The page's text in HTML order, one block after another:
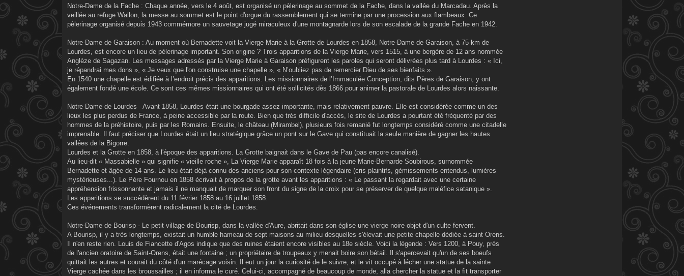
Notre-Dame de la Fache : Chaque année, vers le 4 août, est organisé un pèlerinage au sommet de la Fache, dans la vallée du Marcadau. Après la
veillée au refuge Wallon, la messe au sommet est le point d'orgue du rassemblement qui se termine par une procession aux flambeaux. Ce
pèlerinage organisé depuis 1943 commémore un sauvetage jugé miraculeux d'une montagnarde lors de son escalade de la grande Fache en 1942.
Notre-Dame de Garaison : Au moment où Bernadette voit la Vierge Marie à la Grotte de Lourdes en 1858, Notre-Dame de Garaison, à 75 km de
Lourdes, est encore un lieu de pèlerinage important. Son origine ? Trois apparitions de la Vierge Marie, vers 1515, à une bergère de 12 ans nommée
Anglèze de Sagazan. Les messages adressés par la Vierge Marie à Garaison préfigurent les paroles qui seront délivrées plus tard à Lourdes : « Ici,
je répandrai mes dons », « Je veux que l'on construise une chapelle », « N’oubliez pas de remercier Dieu de ses bienfaits ».
En 1540 une chapelle est édifiée à l’endroit précis des apparitions. Les missionnaires de l’Immaculée Conception, dits Pères de Garaison, y ont
également fondé une école. Ce sont ces mêmes missionnaires qui ont été sollicités dès 1866 pour animer la pastorale de Lourdes alors naissante.
Notre-Dame de Lourdes - Avant 1858, Lourdes était une bourgade assez importante, mais relativement pauvre. Elle est considérée comme un des
lieux les plus perdus de France, à peine accessible par la route. Bien que très difficile d'accès, le site de Lourdes a pourtant été fréquenté par des
hommes de la préhistoire, puis par les Romains. Ensuite, le château (Mirambel), plusieurs fois remanié fut longtemps considéré comme une citadelle
imprenable. Il faut préciser que Lourdes était un lieu stratégique grâce un pont sur le Gave qui constituait la seule manière de gagner les hautes
vallées de la Bigorre.
Lourdes et la Grotte en 1858, à l'époque des apparitions. La Grotte baignait dans le Gave de Pau (pas encore canalisé).
Au lieu-dit « Massabielle » qui signifie « vieille roche », La Vierge Marie apparaît 18 fois à la jeune Marie-Bernarde Soubirous, surnommée
Bernadette et âgée de 14 ans. Le lieu était déjà connu des anciens pour son contexte légendaire (cris plaintifs, gémissements entendus, lumières
mystérieuses...). Le Père Fournou en 1858 écrivait à propos de la grotte avant les apparitions : « Le passant la regardait avec une certaine
appréhension frissonnante et jamais il ne manquait de marquer son front du signe de la croix pour se préserver de quelque maléfice satanique ».
Les apparitions se succédèrent du 11 février 1858 au 16 juillet 1858.
Ces événements transformèrent radicalement la cité de Lourdes.
Notre-Dame de Bourisp - Le petit village de Bourisp, dans la vallée d'Aure, abritait dans son église une vierge noire objet d'un culte fervent.
A Bourisp, il y a très longtemps, existait un humble hameau de sept maisons au milieu desquelles s'élevait une petite chapelle dédiée à saint Orens.
Il n'en reste rien. Louis de Fiancette d'Agos indique que des ruines étaient encore visibles au 18e siècle. Voici la légende : Vers 1200, à Pouy, près
de l'ancien oratoire de Saint-Orens, était une fontaine ; un propriétaire de troupeaux y menait boire son bétail. Il s'apercevait qu'un de ses boeufs
quittait les autres et courait du côté d'un marécage voisin. Il eut un jour la curiosité de le suivre, et le vit occupé à lécher une statue de la sainte
Vierge cachée dans les broussailles ; il en informa le curé. Celui-ci, accompagné de beaucoup de monde, alla chercher la statue et la fit transporter